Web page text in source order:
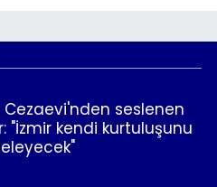
Cezaevi'nden seslenen
"İzmir kendi kurtuluşunu